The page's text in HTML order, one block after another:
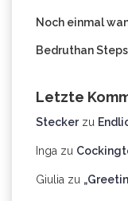
Noch einmal
Bedruthan
Letzte
Steckerzu
Inga zu
Giulia zu